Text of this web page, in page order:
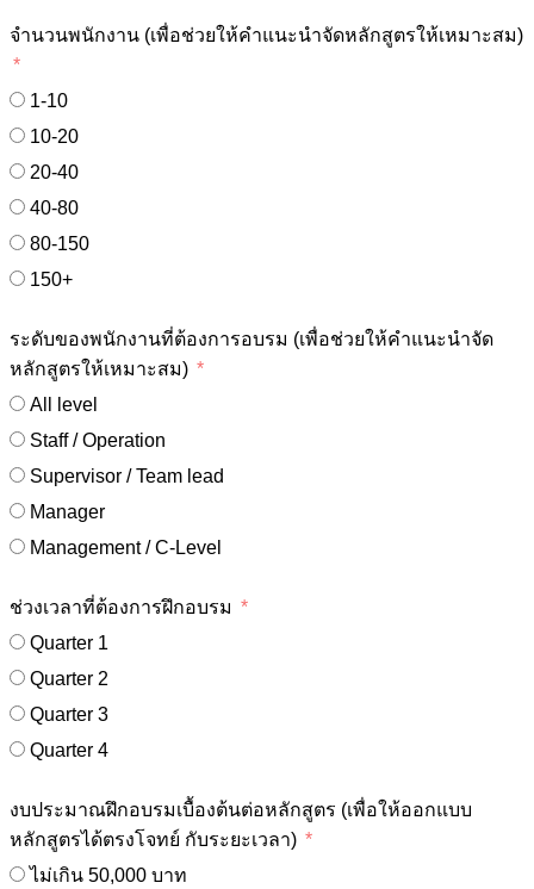
จำนวนพนักงาน (เพื่อช่วยให้คำแนะนำจัดหลักสูตรให้เหมาะสม)
1-10
10-20
20-40
40-80
80-150
150+
ระดับของพนักงานที่ต้องการอบรม (เพื่อช่วยให้คำแนะนำจัด
หลักสูตรให้เหมาะสม)
All level
Staff / Operation
Supervisor / Team lead
Manager
Management / C-Level
ช่วงเวลาที่ต้องการฝึกอบรม
Quarter 1
Quarter 2
Quarter 3
Quarter 4
งบประมาณฝึกอบรมเบื้องต้นต่อหลักสูตร (เพื่อให้ออกแบบ
หลักสูตรได้ตรงโจทย์ กับระยะเวลา)
ไม่เกิน 50,000 บาท